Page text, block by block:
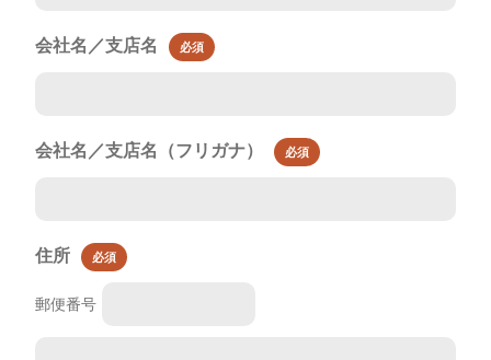
会社名／支店名 必須
会社名／支店名（フリガナ） 必須
住所 必須
郵便番号